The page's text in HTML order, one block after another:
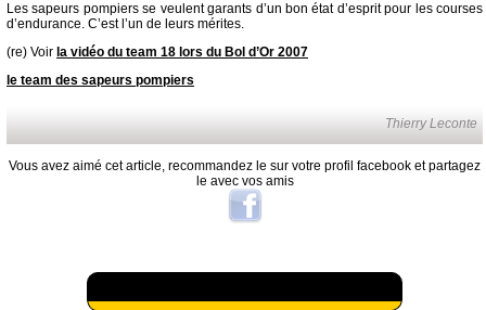
Les sapeurs pompiers se veulent garants d’un bon état d’esprit pour les courses
d’endurance. C’est l’un de leurs mérites.
(re) Voir la vidéo du team 18 lors du Bol d’Or 2007
le team des sapeurs pompiers
Thierry Leconte
Vous avez aimé cet article, recommandez le sur votre profil facebook et partagez
le avec vos amis